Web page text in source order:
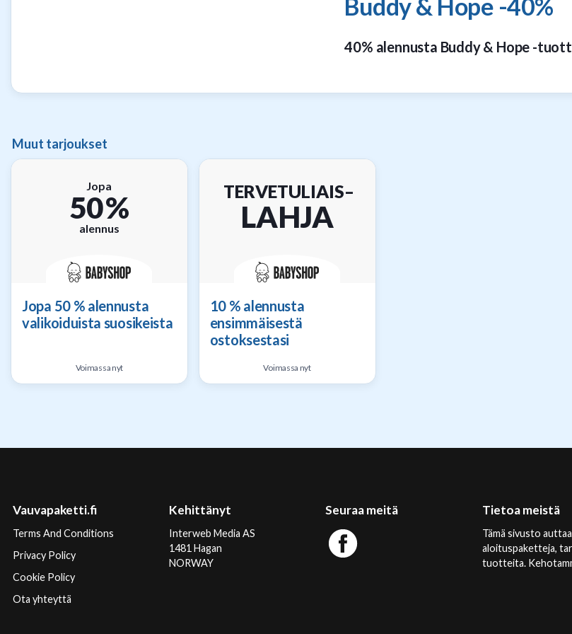
Buddy & Hope -40%
40% alennusta Buddy & Hope -
Muut tarjoukset
Jopa
50 %
alennus
Jopa 50 % alennusta
valikoiduista suosikeista
Voimassa nyt
TERVETULIAIS–
LAHJA
10 % alennusta
ensimmäisestä
ostoksestasi
Voimassa nyt
Vauvapaketti.fi
Terms And Conditions
Privacy Policy
Cookie Policy
Ota yhteyttä
Kehittänyt
Interweb Media AS
1481 Hagan
NORWAY
Seuraa meitä Tietoa meistä
Tämä sivusto
aloituspaketteja,
tuotteita.